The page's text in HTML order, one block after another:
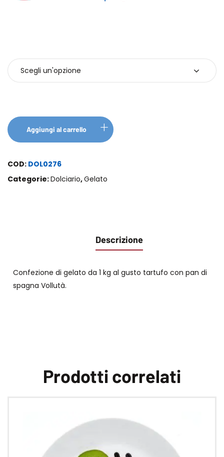
Aggiungi al carrello
COD: DOL0276
Categorie:Dolciario,Gelato
Descrizione
Confezione di gelato da 1 kg al gusto tartufo con pan di
spagna Vollutà.
Prodotti correlati